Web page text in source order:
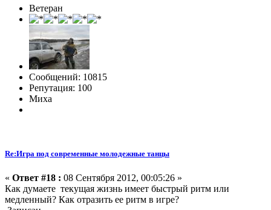
Ветеран
Сообщений: 10815
Репутация: 100
Миха
Re:Игра под современные молодежные танцы
« Ответ #18 : 08 Сентября 2012, 00:05:26 »
Как думаете текущая жизнь имеет быстрый ритм или
медленный? Как отразить ее ритм в игре?